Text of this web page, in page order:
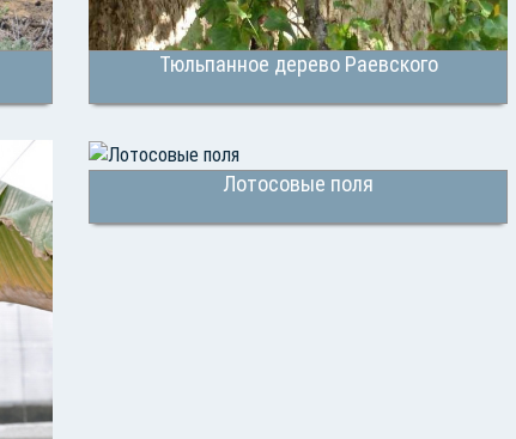
Тюльпанное дерево Раевского
Лотосовые поля